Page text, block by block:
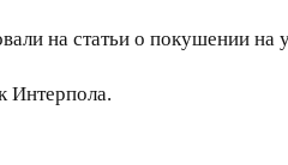
на статьи о покушении на
Интерпола.